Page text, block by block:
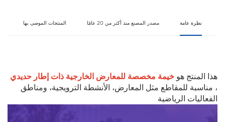
نظرة عامة مصدر المصنع منذ أكثر من 20 عامًا المنتجات الموصى بها
هذا المنتج هوخيمة مخصصة للمعارض الخارجية ذات إطار حديدي
، مناسبة للمقاطع مثل المعارض، الأنشطة الترويجية، ومناطق
الفعاليات الرياضية